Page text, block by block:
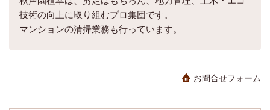
技術の向上に取り組むプロ集団です。
マンションの清掃業務も行っています。
お問合せフォーム